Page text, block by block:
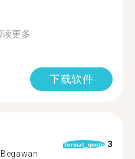
读更多
下载软件
format_quote 3